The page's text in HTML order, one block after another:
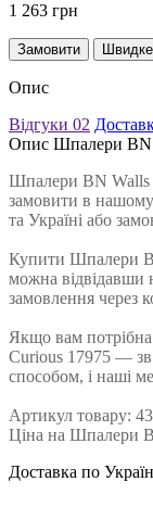
1 263 грн
Замовити
Опис
Відгуки 02
Опис Шпалери BN
Шпалери BN Walls
замовити в
та Україні або
Купити Шпалери
можна
замовлення через
Якщо вам
Curious 17975 —
способом, і наші
Артикул товару:
Ціна на Шпалери
Доставка по